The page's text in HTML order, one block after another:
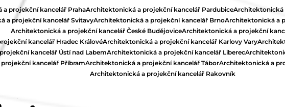
projekční kancelář PrahaArchitektonická a projekční kancelář PardubiceArchitektonická
a projekční kancelář SvitavyArchitektonická a projekční kancelář BrnoArchitektonická a
Architektonická a projekční kancelář České BudějoviceArchitektonická a projekční
kancelář Hradec KrálovéArchitektonická a projekční kancelář Karlovy Vary
kancelář Ústí nad LabemArchitektonická a projekční kancelář Liberec
kancelář PříbramArchitektonická a projekční kancelář TáborArchitektonická a
Architektonická a projekční kancelář Rakovník